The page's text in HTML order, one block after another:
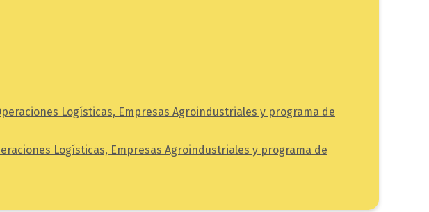
Logísticas, Empresas Agroindustriales y programa de
Logísticas, Empresas Agroindustriales y programa de